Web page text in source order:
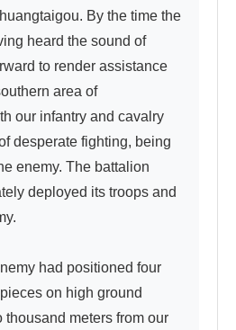
By the time the
heard the sound of
to render assistance
area of
our infantry and cavalry
desperate fighting, being
enemy. The battalion
deployed its troops and
had positioned four
on high ground
thousand meters from our